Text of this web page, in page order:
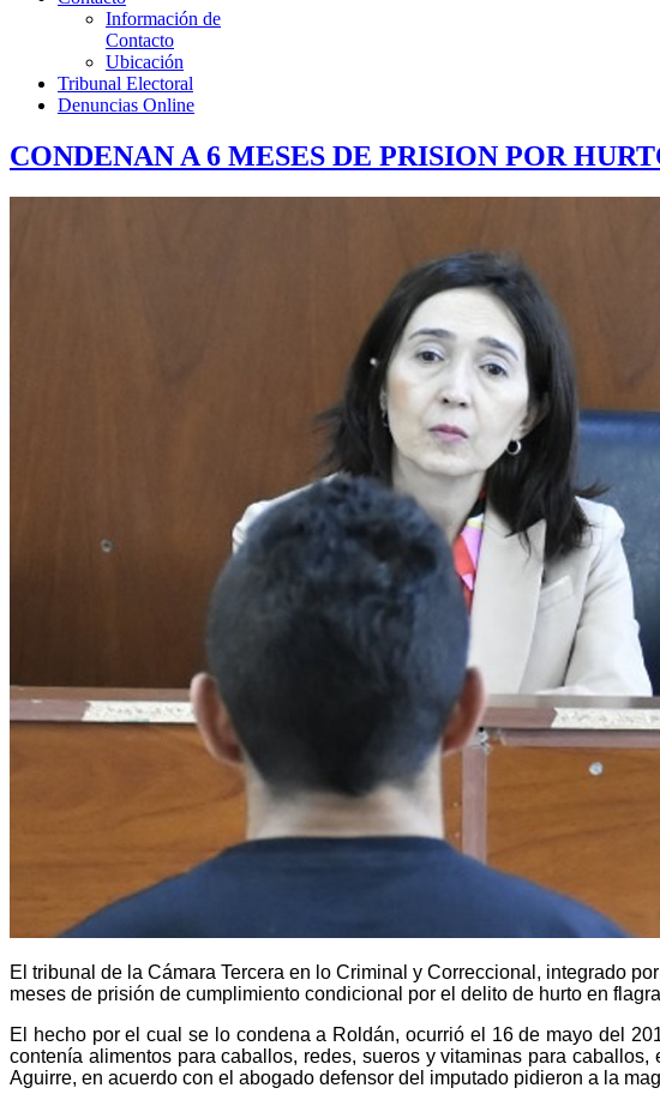
Información de
Contacto
Ubicación
Tribunal Electoral
Denuncias Online
CONDENAN A 6 MESES DE PRISION POR
El tribunal de la Cámara Tercera en lo Criminal y Correccional, integrado
meses de prisión de cumplimiento condicional por el delito de hurto en
El hecho por el cual se lo condena a Roldán, ocurrió el 16 de mayo del
contenía alimentos para caballos, redes, sueros y vitaminas para
Aguirre, en acuerdo con el abogado defensor del imputado pidieron a la